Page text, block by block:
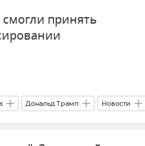
принять
Дональд Трамп Новости